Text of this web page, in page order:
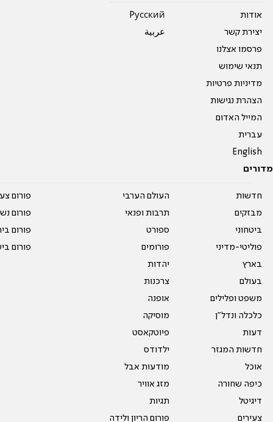
אודות
יצירת קשר
פרסמו אצלנו
תנאי שימוש
מדיניות פרטיות
הצהרת נגישות
המייל האדום
עברית
English
Pусский
عربية
מדורים
חדשות
מבזקים
ביטחוני
פוליטי-מדיני
בארץ
בעולם
משפט ופלילים
כלכלה ונדל"ן
דעות
חדשות המגזר
אוכל
כיפה שחורה
דיגיטל
צעירים
העולם הערבי
תרבות ופנאי
ספורט
פורומים
יהדות
צרכנות
אופנה
מוסיקה
פיוטקאסט
ילדודס
מודעות אבל
מזג אוויר
תגיות
פורום הריון ולידה
פורום
פורום
פורום
פורום